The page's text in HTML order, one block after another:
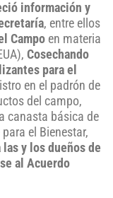
información y
, entre ellos
Campo en materia
Cosechando
para el
en el padrón de
del campo,
canasta básica de
el Bienestar,
y los dueños de
al Acuerdo